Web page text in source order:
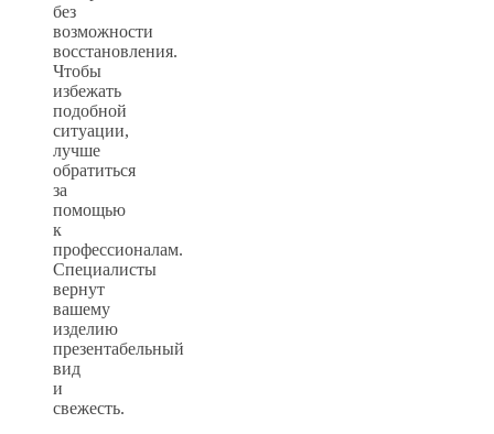
без
возможности
восстановления.
Чтобы
избежать
подобной
ситуации,
лучше
обратиться
за
помощью
к
профессионалам.
Специалисты
вернут
вашему
изделию
презентабельный
вид
и
свежесть.